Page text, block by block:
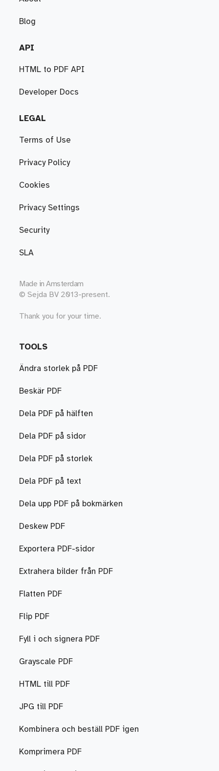
Blog
API
HTML to PDF API
Developer Docs
LEGAL
Terms of Use
Privacy Policy
Cookies
Privacy Settings
Security
SLA
Made in Amsterdam
© Sejda BV 2013-present.
Thank you for your time.
TOOLS
Ändra storlek på PDF
Beskär PDF
Dela PDF på hälften
Dela PDF på sidor
Dela PDF på storlek
Dela PDF på text
Dela upp PDF på bokmärken
Deskew PDF
Exportera PDF-sidor
Extrahera bilder från PDF
Flatten PDF
Flip PDF
Fyll i och signera PDF
Grayscale PDF
HTML till PDF
JPG till PDF
Kombinera och beställ PDF igen
Komprimera PDF